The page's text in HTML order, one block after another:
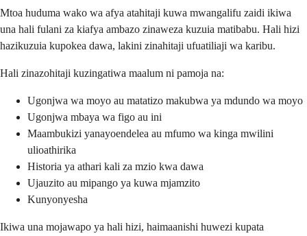
Mtoa huduma wako wa afya atahitaji kuwa mwangalifu zaidi ikiwa
una hali fulani za kiafya ambazo zinaweza kuzuia matibabu. Hali hizi
hazikuzuia kupokea dawa, lakini zinahitaji ufuatiliaji wa karibu.
Hali zinazohitaji kuzingatiwa maalum ni pamoja na:
Ugonjwa wa moyo au matatizo makubwa ya mdundo wa moyo
Ugonjwa mbaya wa figo au ini
Maambukizi yanayoendelea au mfumo wa kinga mwilini
ulioathirika
Historia ya athari kali za mzio kwa dawa
Ujauzito au mipango ya kuwa mjamzito
Kunyonyesha
Ikiwa una mojawapo ya hali hizi, haimaanishi huwezi kupata